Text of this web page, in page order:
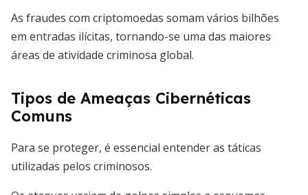
As fraudes com criptomoedas somam vários bilhões
em entradas ilícitas, tornando-se uma das maiores
áreas de atividade criminosa global.
Tipos de Ameaças Cibernéticas
Comuns
Para se proteger, é essencial entender as táticas
utilizadas pelos criminosos.